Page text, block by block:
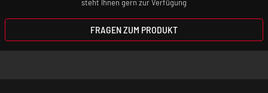
steht Ihnen gern zur Verfügung
FRAGEN ZUM PRODUKT